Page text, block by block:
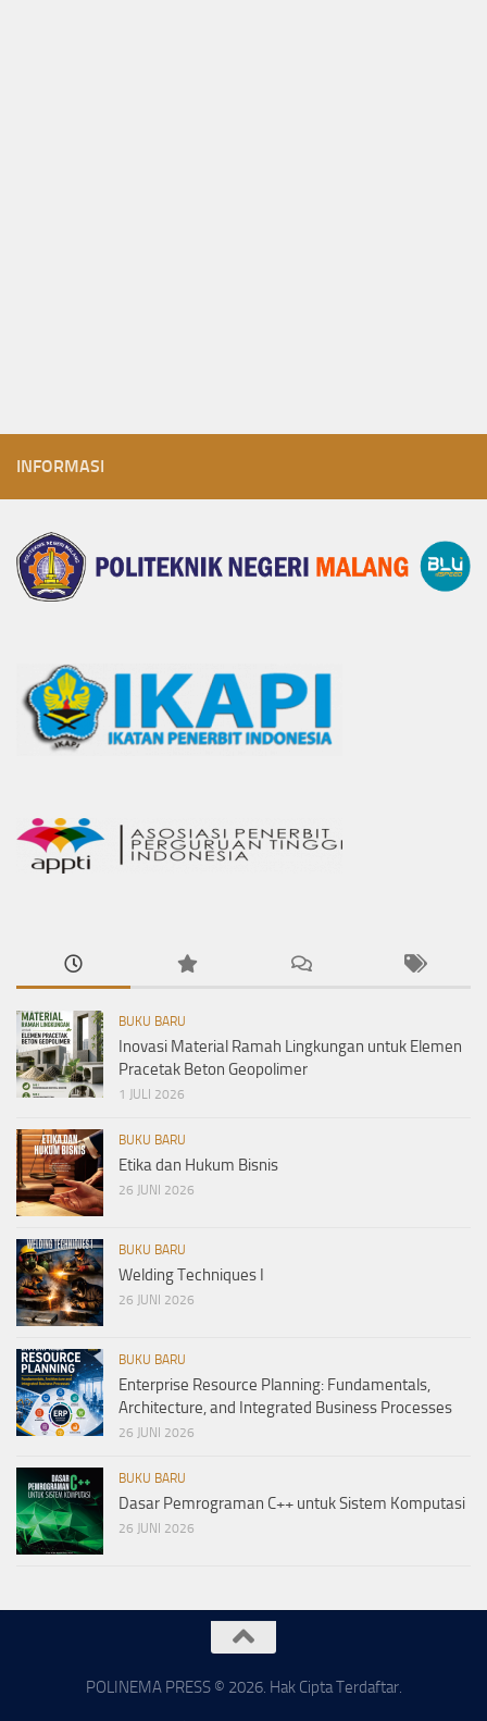
INFORMASI
BUKU BARU
Inovasi Material Ramah Lingkungan untuk Elemen
Pracetak Beton Geopolimer
1 JULI 2026
BUKU BARU
Etika dan Hukum Bisnis
26 JUNI 2026
BUKU BARU
Welding Techniques I
26 JUNI 2026
BUKU BARU
Enterprise Resource Planning: Fundamentals,
Architecture, and Integrated Business Processes
26 JUNI 2026
BUKU BARU
Dasar Pemrograman C++ untuk Sistem Komputasi
26 JUNI 2026
POLINEMA PRESS © 2026. Hak Cipta Terdaftar.